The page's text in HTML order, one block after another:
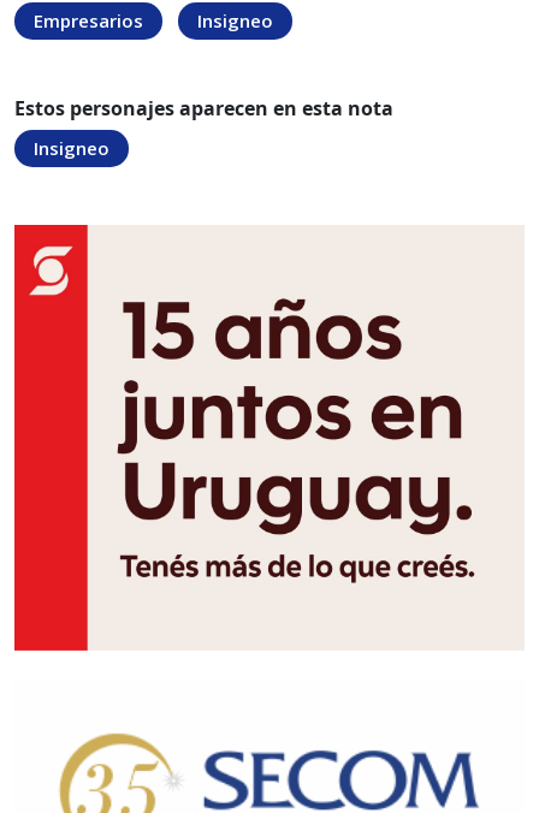
Empresarios Insigneo
Estos personajes aparecen en esta nota
Insigneo